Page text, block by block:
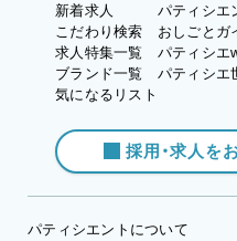
新着求人
こだわり検索
求人特集一覧
ブランド一覧
気になるリスト
パティシエ
おしごとガ
パティシエ
パティシエ
採用・求人を
パティシエントについて